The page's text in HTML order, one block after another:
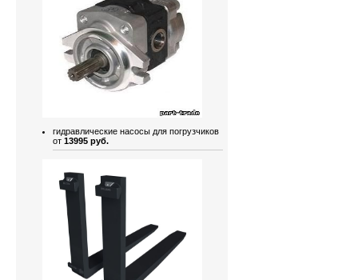
гидравлические насосы для погрузчиков
от 13995 руб.